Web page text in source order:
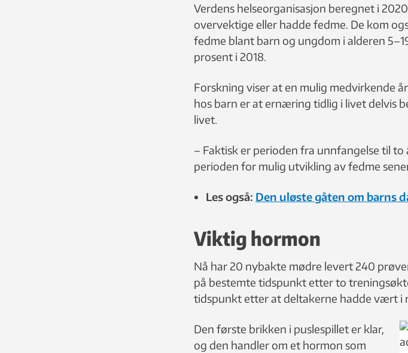
Verdens helseorganisasjon beregnet i
overvektige eller hadde fedme. De kom
fedme blant barn og ungdom i alderen
prosent i 2018.
Forskning viser at en mulig medvirkende
hos barn er at ernæring tidlig i livet delvis
livet.
– Faktisk er perioden fra unnfangelse til
perioden for mulig utvikling av fedme
Les også: Den uløste gåten om barns
Viktig hormon
Nå har 20 nybakte mødre levert 240
på bestemte tidspunkt etter to
tidspunkt etter at deltakerne hadde vært i
Den første brikken i puslespillet er klar,
og den handler om et hormon som